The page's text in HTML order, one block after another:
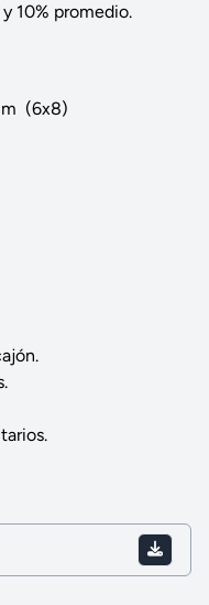
10% promedio.
m (6x8)